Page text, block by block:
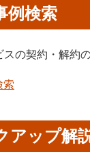
例検索
スの契約・解約
索
アップ解